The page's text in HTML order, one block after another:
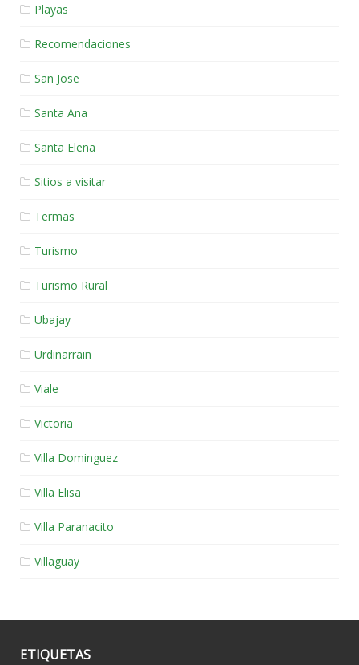
Playas
Recomendaciones
San Jose
Santa Ana
Santa Elena
Sitios a visitar
Termas
Turismo
Turismo Rural
Ubajay
Urdinarrain
Viale
Victoria
Villa Dominguez
Villa Elisa
Villa Paranacito
Villaguay
ETIQUETAS